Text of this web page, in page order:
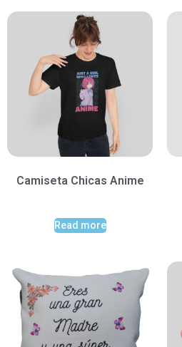
Camiseta Chicas Anime
Read more